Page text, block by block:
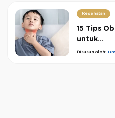
Kesehatan
15 Tips
untuk...
Disusun oleh: